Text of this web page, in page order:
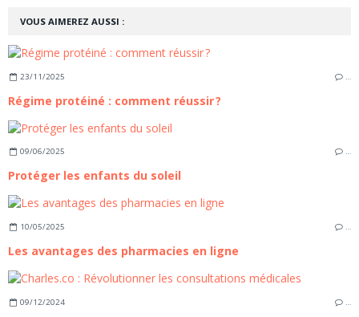
VOUS AIMEREZ AUSSI :
23/11/2025 …
Régime protéiné : comment réussir ?
09/06/2025 …
Protéger les enfants du soleil
10/05/2025 …
Les avantages des pharmacies en ligne
09/12/2024 …